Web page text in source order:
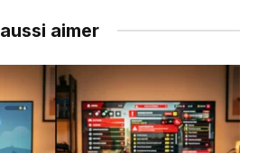
aimer